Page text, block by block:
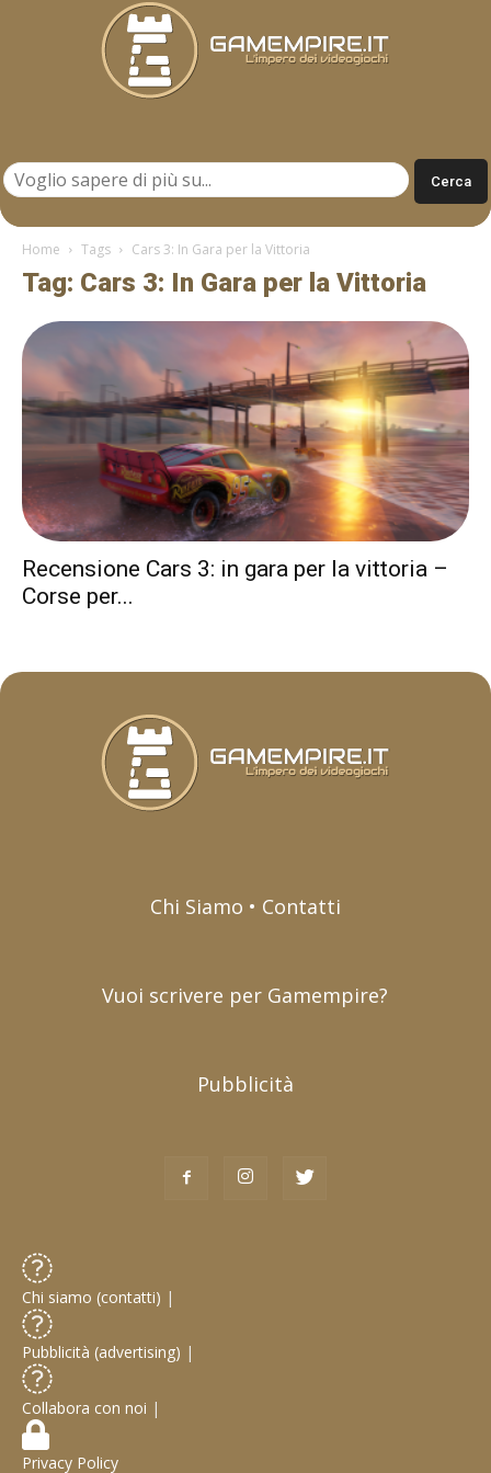
Home Tags Cars 3: In Gara per la Vittoria
Tag: Cars 3: In Gara per la Vittoria
Recensione Cars 3: in gara per la vittoria –
Corse per...
Chi Siamo • Contatti
Vuoi scrivere per Gamempire?
Pubblicità
Chi siamo (contatti) |
Pubblicità (advertising) |
Collabora con noi |
Privacy Policy